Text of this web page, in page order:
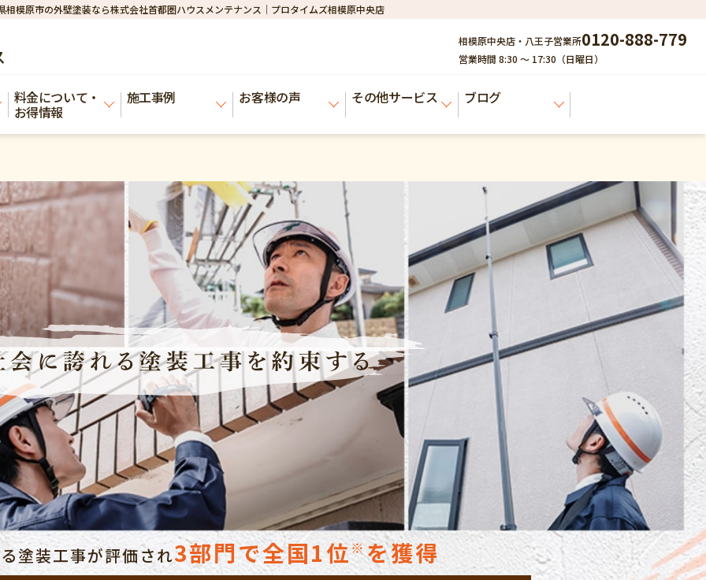
相模原市の外壁塗装なら株式会社首都圏ハウスメンテナンス｜プロタイムズ相模原中央店
相模原中央店・八王子営業所0120-888-779
営業時間 8:30 ～ 17:30（日曜日）
料金について・
お得情報
施工事例 お客様の声 その他サービス ブログ
塗装工事が評価され3部門で全国1位※ を獲得